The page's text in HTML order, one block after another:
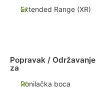
Extended Range (XR)
Popravak / Održavanje
za
Ronilačka boca